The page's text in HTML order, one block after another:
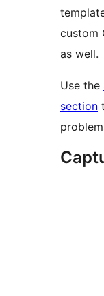
custom
as well.
Use the
section